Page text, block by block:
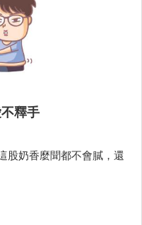
釋手
股奶香麼聞都不會膩，還